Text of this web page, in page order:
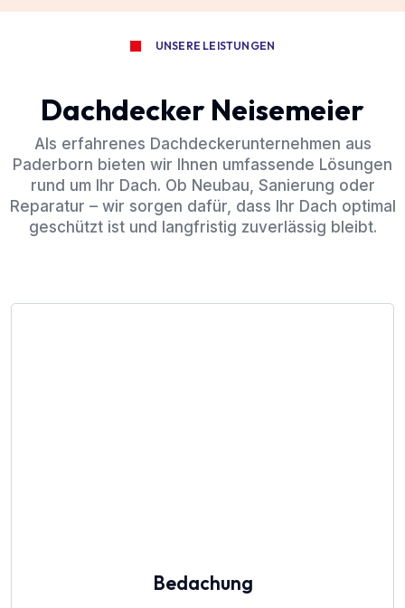
UNSERE LEISTUNGEN
Dachdecker Neisemeier
Als erfahrenes Dachdeckerunternehmen aus
Paderborn bieten wir Ihnen umfassende Lösungen
rund um Ihr Dach. Ob Neubau, Sanierung oder
Reparatur – wir sorgen dafür, dass Ihr Dach optimal
geschützt ist und langfristig zuverlässig bleibt.
Bedachung